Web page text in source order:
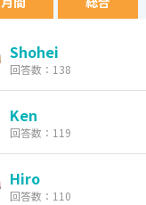
Shohei
回答数：138
Ken
回答数：119
Hiro
回答数：110